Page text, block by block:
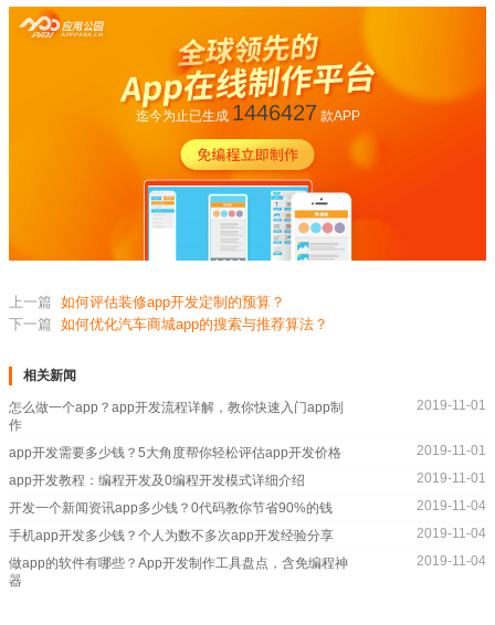
迄今为止已生成 1446427 款APP
上一篇 如何评估装修app开发定制的预算？
下一篇 如何优化汽车商城app的搜索与推荐算法？
相关新闻
怎么做一个app？app开发流程详解，教你快速入门app制
作
2019-11-01
app开发需要多少钱？5大角度帮你轻松评估app开发价格
2019-11-01
app开发教程：编程开发及0编程开发模式详细介绍
2019-11-01
开发一个新闻资讯app多少钱？0代码教你节省90%的钱
2019-11-04
手机app开发多少钱？个人为数不多次app开发经验分享
2019-11-04
做app的软件有哪些？App开发制作工具盘点，含免编程神
器
2019-11-04